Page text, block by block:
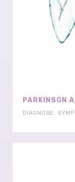
PARKINSON
DIAGNOSE ,